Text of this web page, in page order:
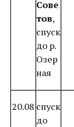
Сове
тов,
спуск
до р.
Озер
ная
20.08 спуск
до